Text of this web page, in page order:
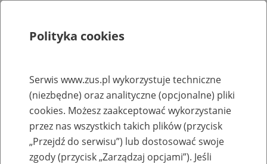
Rejestry, ewidencje i archiwa
Baza zlikwidowanych lub
przekształconych zakładów pracy
Polityka cookies
Serwis www.zus.pl wykorzystuje techniczne
(niezbędne) oraz analityczne (opcjonalne) pliki
cookies. Możesz zaakceptować wykorzystanie
przez nas wszystkich takich plików (przycisk
„Przejdź do serwisu”) lub dostosować swoje
zgody (przycisk „Zarządzaj opcjami”). Jeśli